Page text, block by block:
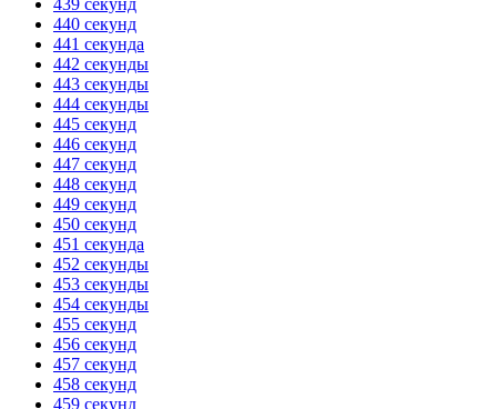
439 секунд
440 секунд
441 секунда
442 секунды
443 секунды
444 секунды
445 секунд
446 секунд
447 секунд
448 секунд
449 секунд
450 секунд
451 секунда
452 секунды
453 секунды
454 секунды
455 секунд
456 секунд
457 секунд
458 секунд
459 секунд